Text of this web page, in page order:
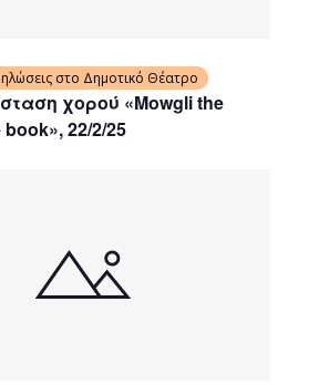
χορού «Mowgli the
22/2/25
στο Δημοτικό Θέατρο